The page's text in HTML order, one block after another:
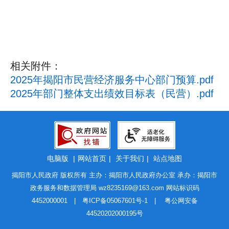
相关附件：
2025年揭阳市民营经济服务中心部门预算.pdf
2025年部门整体支出绩效目标表（民营）.pdf
电脑版 | 网站首页 | 关于我们 | 站点地图
揭阳市人民政府 版权所有 主办：揭阳市人民政府办公室 承办：揭阳市
政务服务和数据管理局 wz8235169@163.com 网站标识码
4452000001 | 粤ICP备05067601号-1| 粤公网安备
44520202000195号